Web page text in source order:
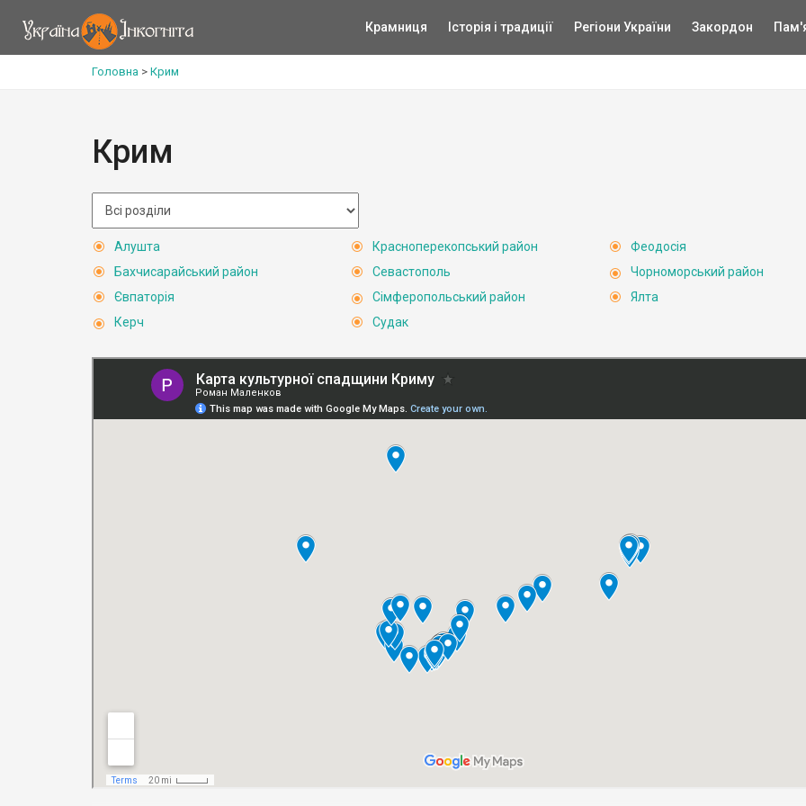
Крамниця Історія і традиції Регіони України Закордон
Головна > Крим
Крим
Алушта
Бахчисарайський район
Євпаторія
Керч
Красноперекопський район
Севастополь
Сімферопольський район
Судак
Феодосія
Чорноморський район
Ялта